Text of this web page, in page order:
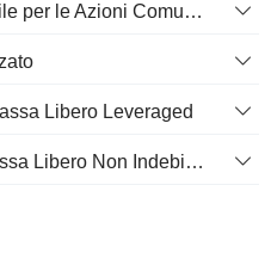
Margine Netto Disponibile per le Azioni Comuni %
Libero Leveraged
Margine di Flusso di Cassa Libero Non Indebitato